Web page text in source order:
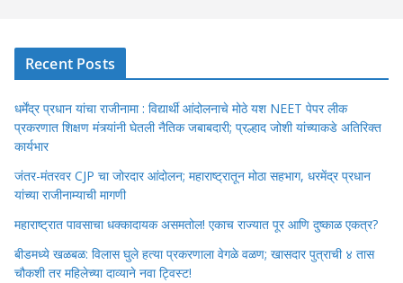
Recent Posts
धर्मेंद्र प्रधान यांचा राजीनामा : विद्यार्थी आंदोलनाचे मोठे यश NEET पेपर लीक
प्रकरणात शिक्षण मंत्र्यांनी घेतली नैतिक जबाबदारी; प्रल्हाद जोशी यांच्याकडे अतिरिक्त
कार्यभार
जंतर-मंतरवर CJP चा जोरदार आंदोलन; महाराष्ट्रातून मोठा सहभाग, धरमेंद्र प्रधान
यांच्या राजीनाम्याची मागणी
महाराष्ट्रात पावसाचा धक्कादायक असमतोल! एकाच राज्यात पूर आणि दुष्काळ एकत्र?
बीडमध्ये खळबळ: विलास घुले हत्या प्रकरणाला वेगळे वळण; खासदार पुत्राची ४ तास
चौकशी तर महिलेच्या दाव्याने नवा ट्विस्ट!